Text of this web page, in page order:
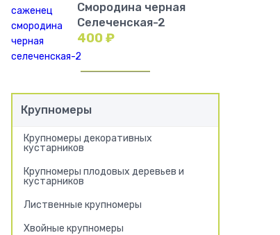
Смородина черная
Селеченская-2
400₽
Крупномеры
Крупномеры декоративных
кустарников
Крупномеры плодовых деревьев и
кустарников
Лиственные крупномеры
Хвойные крупномеры